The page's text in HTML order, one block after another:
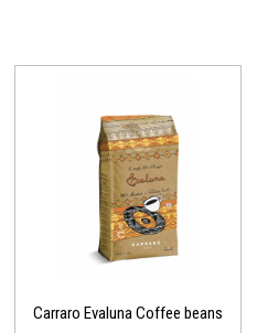
Carraro Evaluna Coffee beans